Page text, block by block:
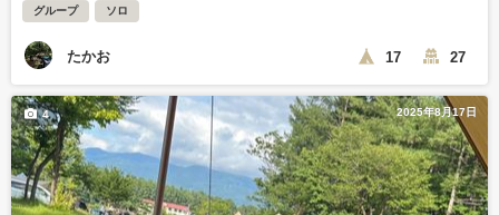
グループ ソロ
たかお 17 27
2025年8月17日
4